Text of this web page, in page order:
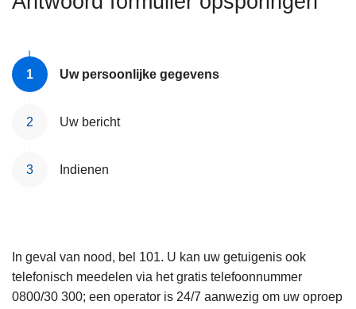
Uw persoonlijke gegevens
Uw bericht
Indienen
In geval van nood, bel 101. U kan uw getuigenis ook
telefonisch meedelen via het gratis telefoonnummer
0800/30 300; een operator is 24/7 aanwezig om uw oproep